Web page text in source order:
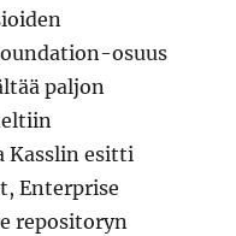
osuus
paljon
Kasslin esitti
Enterprise
repositoryn